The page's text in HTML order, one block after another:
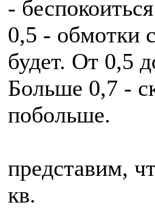
-
0,5 - обмотки
будет. От 0,5
Больше 0,7 -
побольше.
представим,
кв.